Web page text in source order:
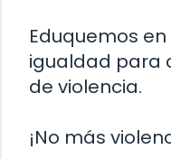
Eduquemos
igualdad para
de violencia.
¡No más